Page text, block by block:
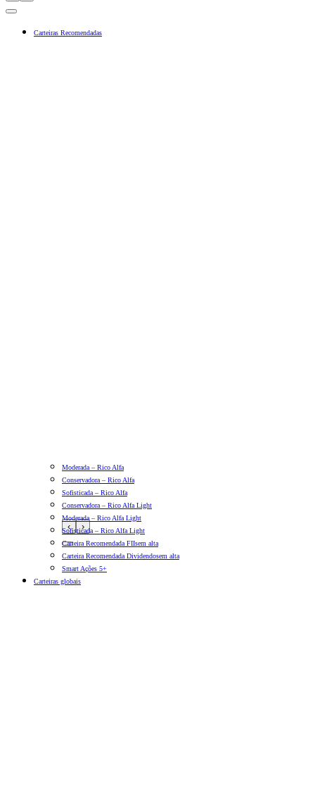
Carteiras Recomendadas
‹ ›
Moderada – Rico Alfa
Conservadora – Rico Alfa
Sofisticada – Rico Alfa
Conservadora – Rico Alfa Light
Moderada – Rico Alfa Light
Sofisticada – Rico Alfa Light
Carteira Recomendada FIIsem alta
Carteira Recomendada Dividendosem alta
Smart Ações 5+
Carteiras globais